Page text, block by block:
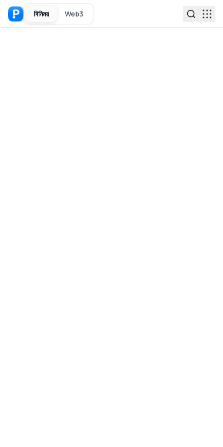
বিনিময় Web3